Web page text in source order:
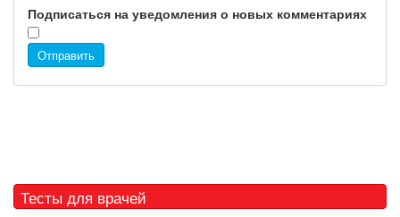
Подписаться на уведомления о новых комментариях
Отправить
Тесты для врачей